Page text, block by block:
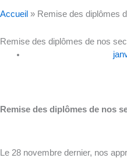
Accueil » Remise des diplômes
Remise des diplômes de nos
Remise des diplômes de nos
Le 28 novembre dernier, nos